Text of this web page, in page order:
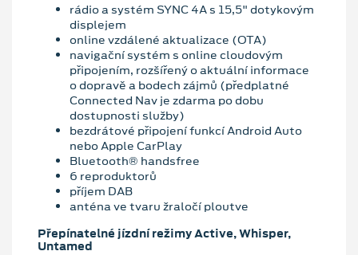
rádio a systém SYNC 4A s 15,5" dotykovým
displejem
online vzdálené aktualizace (OTA)
navigační systém s online cloudovým
připojením, rozšířený o aktuální informace
o dopravě a bodech zájmů (předplatné
Connected Nav je zdarma po dobu
dostupnosti služby)
bezdrátové připojení funkcí Android Auto
nebo Apple CarPlay
Bluetooth® handsfree
6 reproduktorů
příjem DAB
anténa ve tvaru žraločí ploutve
Přepínatelné jízdní režimy Active, Whisper,
Untamed